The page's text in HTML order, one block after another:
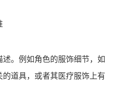
。例如角色的服饰细节，如
道具，或者其医疗服饰上有